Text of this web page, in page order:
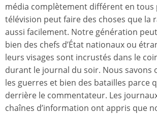
média complètement différent en tous
télévision peut faire des choses que la
aussi facilement. Notre génération
bien des chefs d’État nationaux ou
leurs visages sont incrustés dans le
durant le journal du soir. Nous savons
les guerres et bien des batailles parce
derrière le commentateur. Les
chaînes d’information ont appris que